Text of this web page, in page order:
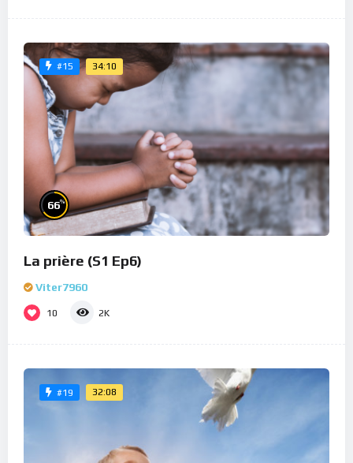
#15 34:10
66%
La prière (S1 Ep6)
Viter7960
10 2K
#19 32:08